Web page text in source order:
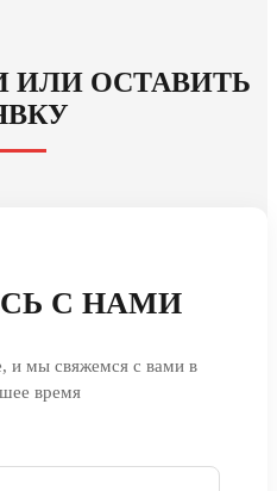
ИЛИ ОСТАВИТЬ
С НАМИ
и мы свяжемся с вами в
время